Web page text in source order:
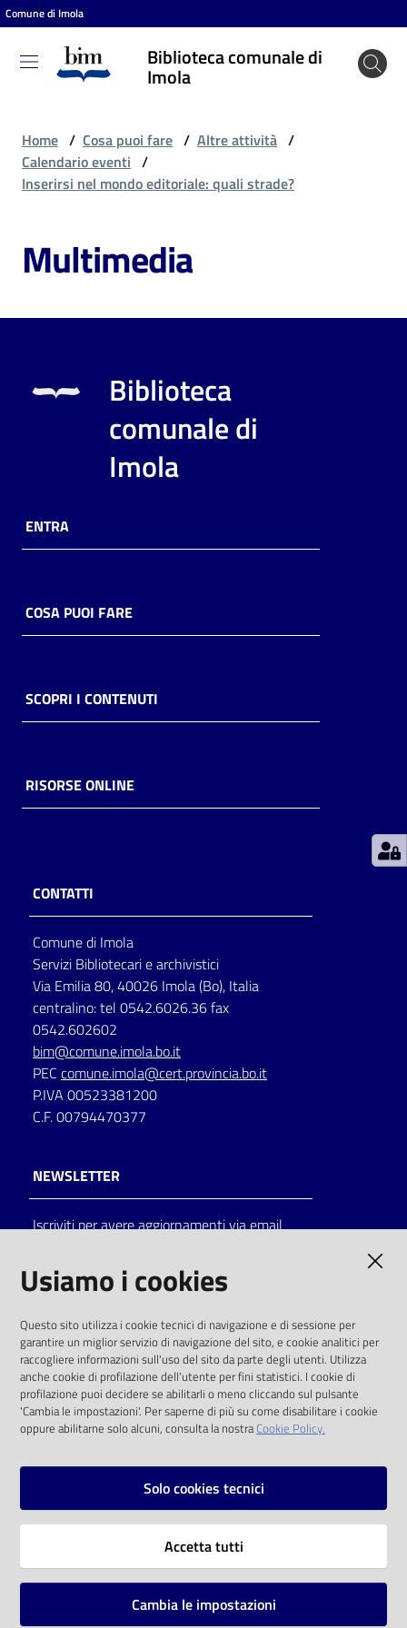
Vai al contenuto
Vai alla navigazione
Vai al footer
Comune di Imola
Biblioteca comunale di
Imola
Biblioteca
comunale
Cosa
fare
Scopri
online
Piani
Decentrate
Seguici
su
on line
Eventi
Chiedi al
bibliotecario
Avvisi
Home / Cosa puoi fare / Altre attività /
Calendario eventi /
Inserirsi nel mondo editoriale: quali strade?
Multimedia
Biblioteca
comunale di
Imola
ENTRA
COSA PUOI FARE
SCOPRI I CONTENUTI
RISORSE ONLINE
CONTATTI
Comune di Imola
Servizi Bibliotecari e archivistici
Via Emilia 80, 40026 Imola (Bo), Italia
centralino: tel 0542.6026.36 fax
0542.602602
bim@comune.imola.bo.it
PEC comune.imola@cert.provincia.bo.it
P.IVA 00523381200
C.F. 00794470377
NEWSLETTER
Iscriviti per avere aggiornamenti via email
solo alle condizioni previste dalla direttiva
comunitaria 2003/98/CE e dal d.lgs. 36/2006
SOCIAL
Instagram
Vai alla pagina
Usiamo i cookies
Questo sito utilizza i cookie tecnici di navigazione e di sessione per
garantire un miglior servizio di navigazione del sito, e cookie analitici per
raccogliere informazioni sull'uso del sito da parte degli utenti. Utilizza
anche cookie di profilazione dell'utente per fini statistici. I cookie di
profilazione puoi decidere se abilitarli o meno cliccando sul pulsante
'Cambia le impostazioni'. Per saperne di più su come disabilitare i cookie
oppure abilitarne solo alcuni, consulta la nostraCookie Policy.
Solo cookies tecnici
Accetta tutti
Cambia le impostazioni